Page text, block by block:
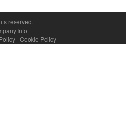
reserved.
Info
-Cookie Policy
10a - 80073 CAPRI (NA) Italy
07018010632 - Rea n.557643